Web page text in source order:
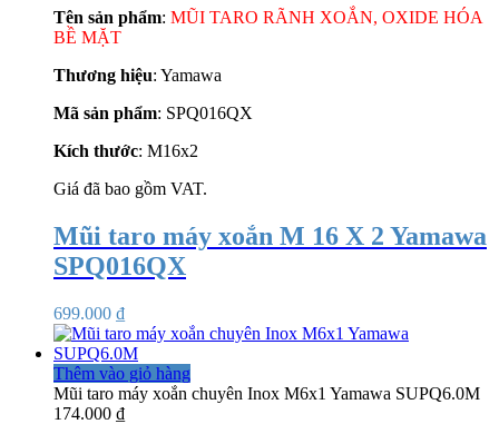
Tên sản phẩm: MŨI TARO RÃNH XOẮN, OXIDE HÓA
BỀ MẶT
Thương hiệu: Yamawa
Mã sản phẩm: SPQ016QX
Kích thước: M16x2
Giá đã bao gồm VAT.
Mũi taro máy xoắn M 16 X 2 Yamawa
SPQ016QX
699.000 ₫
Thêm vào giỏ hàng
Mũi taro máy xoắn chuyên Inox M6x1 Yamawa SUPQ6.0M
174.000 ₫